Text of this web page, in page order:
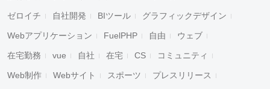
ゼロイチ 自社開発 BIツール グラフィックデザイン
Webアプリケーション FuelPHP 自由 ウェブ
在宅勤務 vue 自社 在宅 CS コミュニティ
Web制作 Webサイト スポーツ プレスリリース